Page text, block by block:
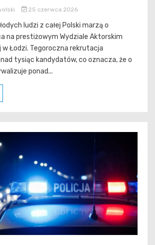
25 czerwca 2026
ludzi z całej Polski marzą o
na prestiżowym Wydziale Aktorskim
w Łodzi. Tegoroczna rekrutacja
tysiąc kandydatów, co oznacza, że o
ponad...